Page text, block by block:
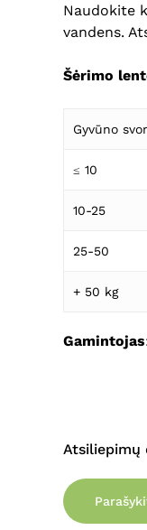
Naudokite
vandens.
Šėrimo
Gyvūno
≤ 10
10-25
25-50
+ 50 kg
Gamintojas
Atsiliepimų